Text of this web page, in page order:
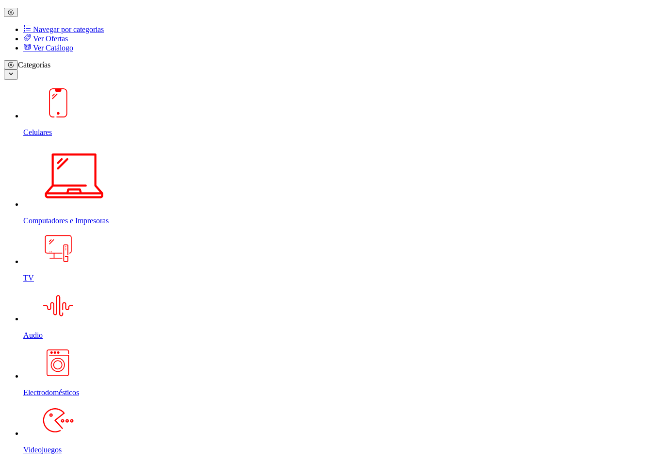
Navegar por categorias
Ver Ofertas
Ver Catálogo
Categorías
Celulares
Computadores e Impresoras
TV
Audio
Electrodomésticos
Videojuegos